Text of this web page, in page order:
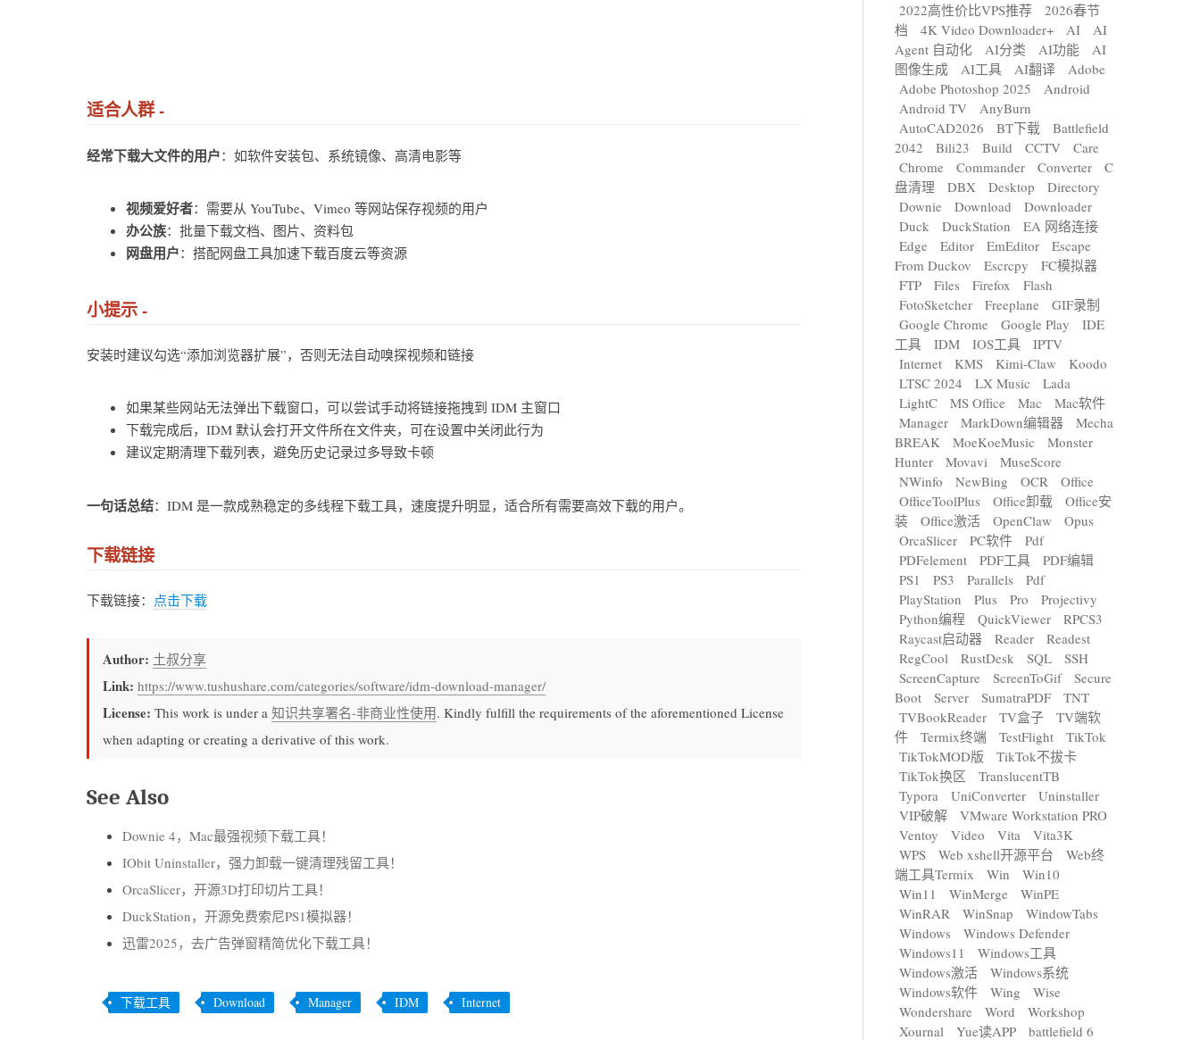
适合人群 -
经常下载大文件的用户：如软件安装包、系统镜像、高清电影等
视频爱好者：需要从 YouTube、Vimeo 等网站保存视频的用户
办公族：批量下载文档、图片、资料包
网盘用户：搭配网盘工具加速下载百度云等资源
小提示 -
安装时建议勾选“添加浏览器扩展”，否则无法自动嗅探视频和链接
如果某些网站无法弹出下载窗口，可以尝试手动将链接拖拽到 IDM 主窗口
下载完成后，IDM 默认会打开文件所在文件夹，可在设置中关闭此行为
建议定期清理下载列表，避免历史记录过多导致卡顿
一句话总结：IDM 是一款成熟稳定的多线程下载工具，速度提升明显，适合所有需要高效下载的用户。
下载链接
下载链接： 点击下载
Author: 土叔分享
Link: https://www.tushushare.com/categories/software/idm-download-manager/
License: This work is under a 知识共享署名-非商业性使用. Kindly fulfill the requirements of the aforementioned License
when adapting or creating a derivative of this work.
See Also
Downie 4，Mac最强视频下载工具！
IObit Uninstaller，强力卸载一键清理残留工具！
OrcaSlicer，开源3D打印切片工具！
DuckStation，开源免费索尼PS1模拟器！
迅雷2025，去广告弹窗精简优化下载工具！
下载工具 Download Manager IDM Internet
2022高性价比VPS推荐
2026春节
档
4K Video Downloader+ AI
AI
Agent 自动化
AI分类 AI功能
AI
图像生成
AI工具 AI翻译
Adobe
Adobe Photoshop 2025
Android
Android TV
AnyBurn
AutoCAD2026
BT下载
Battlefield
2042
Bili23 Build CCTV
Care
Chrome
Commander Converter
C
盘清理
DBX Desktop
Directory
Downie
Download
Downloader
Duck
DuckStation
EA 网络连接
Edge
Editor EmEditor
Escape
From Duckov
Escrcpy
FC模拟器
FTP
Files Firefox
Flash
FotoSketcher
Freeplane
GIF录制
Google Chrome
Google Play
IDE
工具
IDM IOS工具
IPTV
Internet
KMS Kimi-Claw
Koodo
LTSC 2024
LX Music
Lada
LightC
MS Office Mac
Mac软件
Manager
MarkDown编辑器
Mecha
BREAK
MoeKoeMusic
Monster
Hunter
Movavi
MuseScore
NWinfo
NewBing OCR
Office
OfficeToolPlus
Office卸载
Office安
装
Office激活 OpenClaw
Opus
OrcaSlicer
PC软件
Pdf
PDFelement
PDF工具
PDF编辑
PS1
PS3 Parallels
Pdf
PlayStation
Plus Pro
Projectivy
Python编程
QuickViewer
RPCS3
Raycast启动器
Reader
Readest
RegCool
RustDesk SQL
SSH
ScreenCapture
ScreenToGif
Secure
Boot
Server SumatraPDF
TNT
TVBookReader
TV盒子
TV端软
件
Termix终端 TestFlight
TikTok
TikTokMOD版
TikTok不拔卡
TikTok换区
TranslucentTB
Typora
UniConverter
Uninstaller
VIP破解
VMware Workstation PRO
Ventoy
Video Vita
Vita3K
WPS
Web xshell开源平台
Web终
端工具Termix
Win
Win10
Win11
WinMerge
WinPE
WinRAR
WinSnap
WindowTabs
Windows
Windows Defender
Windows11
Windows工具
Windows激活
Windows系统
Windows软件
Wing
Wise
Wondershare
Word
Workshop
Xournal
Yue读APP
battlefield 6